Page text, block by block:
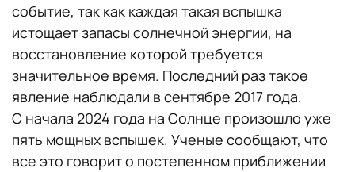
событие, так как каждая такая вспышка
истощает запасы солнечной энергии, на
восстановление которой требуется
значительное время. Последний раз такое
явление наблюдали в сентябре 2017 года.
С начала 2024 года на Солнце произошло уже
пять мощных вспышек. Ученые сообщают, что
все это говорит о постепенном приближении